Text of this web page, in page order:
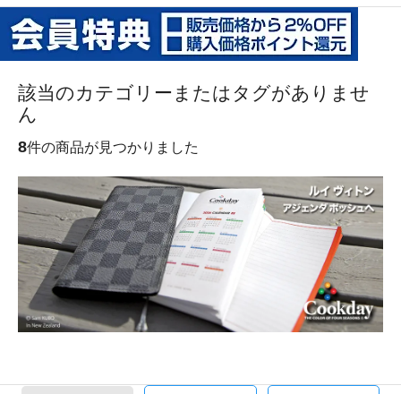
該当のカテゴリーまたはタグがありませ
ん
8件の商品が見つかりました